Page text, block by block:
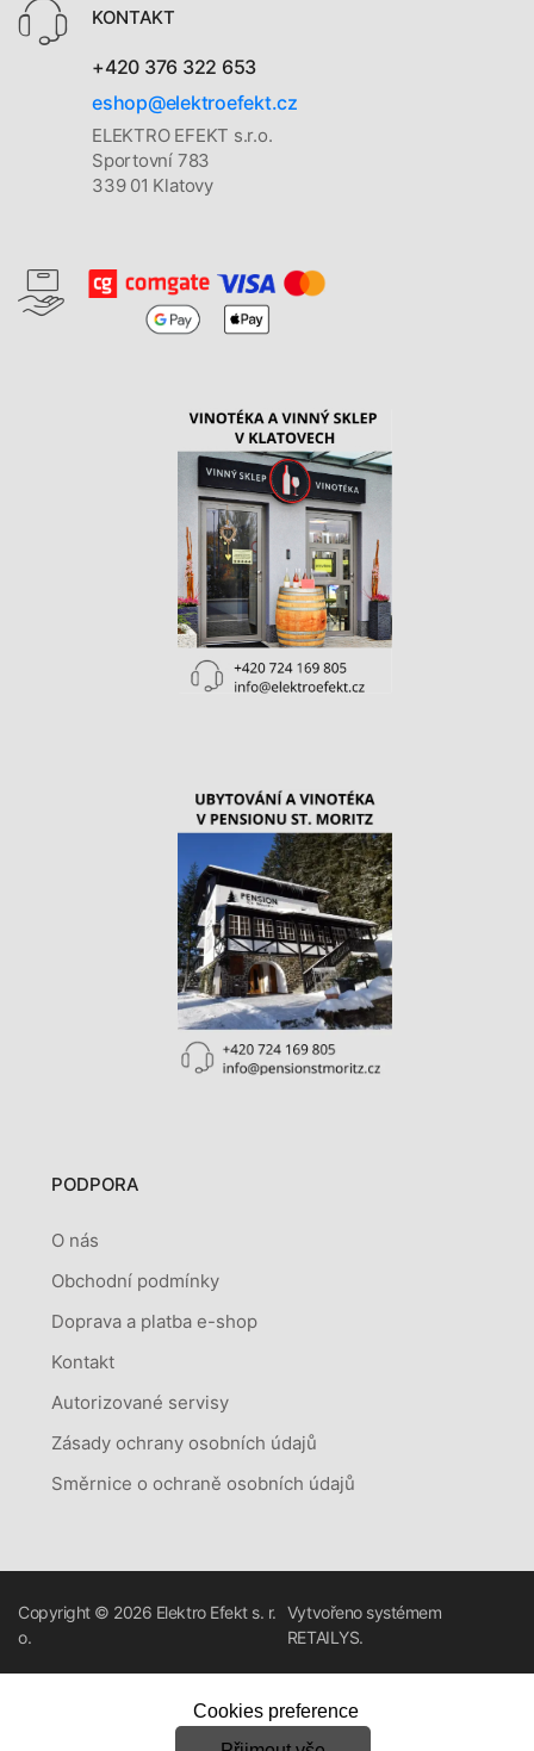
KONTAKT
+420 376 322 653
eshop@elektroefekt.cz
ELEKTRO EFEKT s.r.o.
Sportovní 783
339 01 Klatovy
PODPORA
O nás
Obchodní podmínky
Doprava a platba e-shop
Kontakt
Autorizované servisy
Zásady ochrany osobních údajů
Směrnice o ochraně osobních údajů
Copyright © 2026 Elektro Efekt s. r.
o.
Vytvořeno systémem
RETAILYS.
Cookies preference